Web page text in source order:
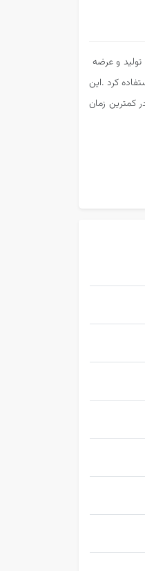
تک درب یکی دیگر از تولیدات صنایع برودتی امین سرما است که در ابعاد 60 تا 90 تولید و عرضه
کرد .این
کمترین زمان